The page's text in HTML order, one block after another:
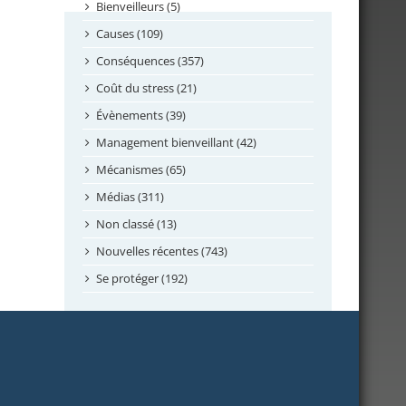
septembre 2024
août 2024
juillet 2024
juin 2024
mai 2024
avril 2024
février 2024
janvier 2024
novembre 2023
octobre 2023
septembre 2023
Bienveilleurs (5)
Causes (109)
Conséquences (357)
Coût du stress (21)
Évènements (39)
Management bienveillant (42)
Mécanismes (65)
Médias (311)
Non classé (13)
Nouvelles récentes (743)
Se protéger (192)